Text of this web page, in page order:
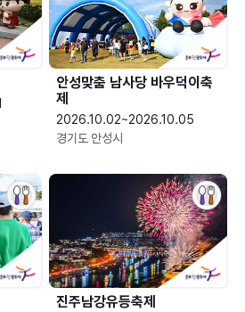
안성맞춤 남사당 바우덕이축
제
2026.10.02~2026.10.05
경기도 안성시
진주남강유등축제